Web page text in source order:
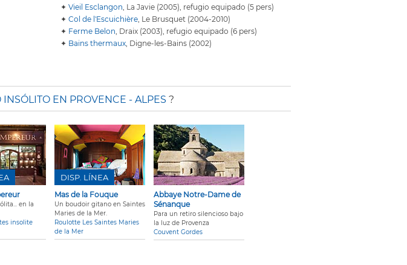
✦ Vieil Esclangon, La Javie (2005), refugio equipado (5 pers)
✦ Col de l'Escuichière, Le Brusquet (2004-2010)
✦ Ferme Belon, Draix (2003), refugio equipado (6 pers)
✦ Bains thermaux, Digne-les-Bains (2002)
EN PROVENCE - ALPES ?
en la
insolite
Mas de la Fouque
Un boudoir gitano en Saintes
Maries de la Mer.
Roulotte Les Saintes Maries
de la Mer
DISP. LÍNEA
Abbaye Notre-Dame de
Sénanque
Para un retiro silencioso bajo
la luz de Provenza
Couvent Gordes